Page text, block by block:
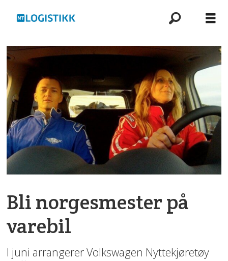
Bli norgesmester på
varebil
I juni arrangerer Volkswagen Nyttekjøretøy